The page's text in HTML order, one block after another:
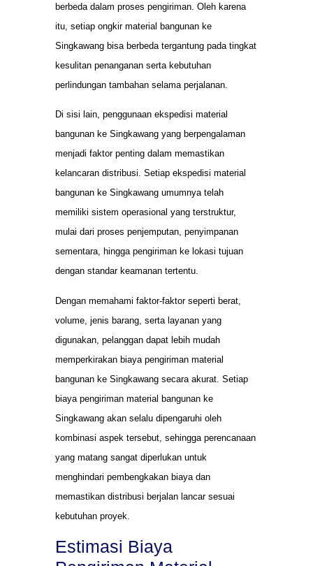
berbeda dalam proses pengiriman. Oleh karena
itu, setiap ongkir material bangunan ke
Singkawang bisa berbeda tergantung pada tingkat
kesulitan penanganan serta kebutuhan
perlindungan tambahan selama perjalanan.
Di sisi lain, penggunaan ekspedisi material
bangunan ke Singkawang yang berpengalaman
menjadi faktor penting dalam memastikan
kelancaran distribusi. Setiap ekspedisi material
bangunan ke Singkawang umumnya telah
memiliki sistem operasional yang terstruktur,
mulai dari proses penjemputan, penyimpanan
sementara, hingga pengiriman ke lokasi tujuan
dengan standar keamanan tertentu.
Dengan memahami faktor-faktor seperti berat,
volume, jenis barang, serta layanan yang
digunakan, pelanggan dapat lebih mudah
memperkirakan biaya pengiriman material
bangunan ke Singkawang secara akurat. Setiap
biaya pengiriman material bangunan ke
Singkawang akan selalu dipengaruhi oleh
kombinasi aspek tersebut, sehingga perencanaan
yang matang sangat diperlukan untuk
menghindari pembengkakan biaya dan
memastikan distribusi berjalan lancar sesuai
kebutuhan proyek.
Estimasi Biaya